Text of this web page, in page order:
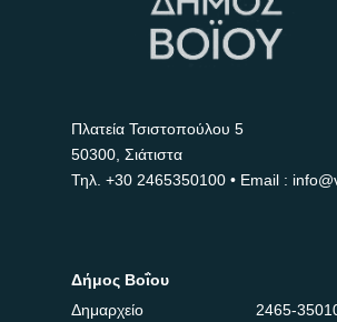
Πλατεία Τσιστοπούλου 5
50300, Σιάτιστα
Τηλ. +30 2465350100 • Email :
Δήμος Βοΐου
Δημαρχείο
2465-